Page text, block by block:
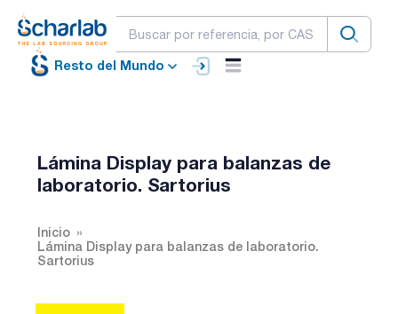
Resto del Mundo
Lámina Display para balanzas de
laboratorio. Sartorius
Inicio
Lámina Display para balanzas de laboratorio.
Sartorius